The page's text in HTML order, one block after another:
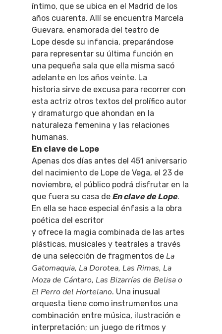
íntimo, que se ubica en el Madrid de los
años cuarenta. Allí se encuentra Marcela
Guevara, enamorada del teatro de
Lope desde su infancia, preparándose
para representar su última función en
una pequeña sala que ella misma sacó
adelante en los años veinte. La
historia sirve de excusa para recorrer con
esta actriz otros textos del prolífico autor
y dramaturgo que ahondan en la
naturaleza femenina y las relaciones
humanas.
En clave de Lope
Apenas dos días antes del 451 aniversario
del nacimiento de Lope de Vega, el 23 de
noviembre, el público podrá disfrutar en la
que fuera su casa de En clave de Lope.
En ella se hace especial énfasis a la obra
poética del escritor
y ofrece la magia combinada de las artes
plásticas, musicales y teatrales a través
de una selección de fragmentos de La
Gatomaquia, La Dorotea, Las Rimas, La
Moza de Cántaro, Las Bizarrías de Belisa o
El Perro del Hortelano. Una inusual
orquesta tiene como instrumentos una
combinación entre música, ilustración e
interpretación; un juego de ritmos y